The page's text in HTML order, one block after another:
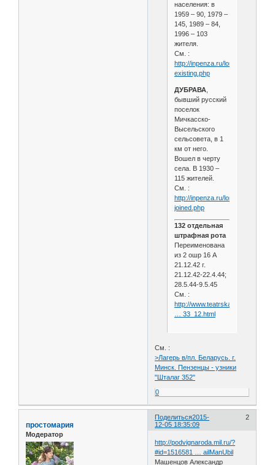
населения: в
1959 – 90, 1979 –
145, 1989 – 84,
1996 – 103
жителя.
См. :
http://inpenza.ru/lomov/
existing.php
ДУБРАВА,
бывший русский
поселок
Мичкасско-
Высельского
сельсовета, в 1
км от него.
Вошел в черту
села. В 1930 –
115 жителей.
См. :
http://inpenza.ru/lomov/
joined.php
132 отдельная
штрафная рота
Переименована
из 2 ошр 16 А
21.12.42 г.
21.12.42-22.4.44;
28.5.44-9.5.45
См. :
http://www.teatrskazka.com/
… 33_12.html
См. :
>Лагерь в/пл. Беларусь. г.
Минск. Пензенцы - узники
"Шталаг 352"
0
Поделиться 2
2015-
12-05 18:35:09
простомария
Модератор
http://podvignaroda.mil.ru/?
#id=1516581 … ailManUbil
Машенцов Александр